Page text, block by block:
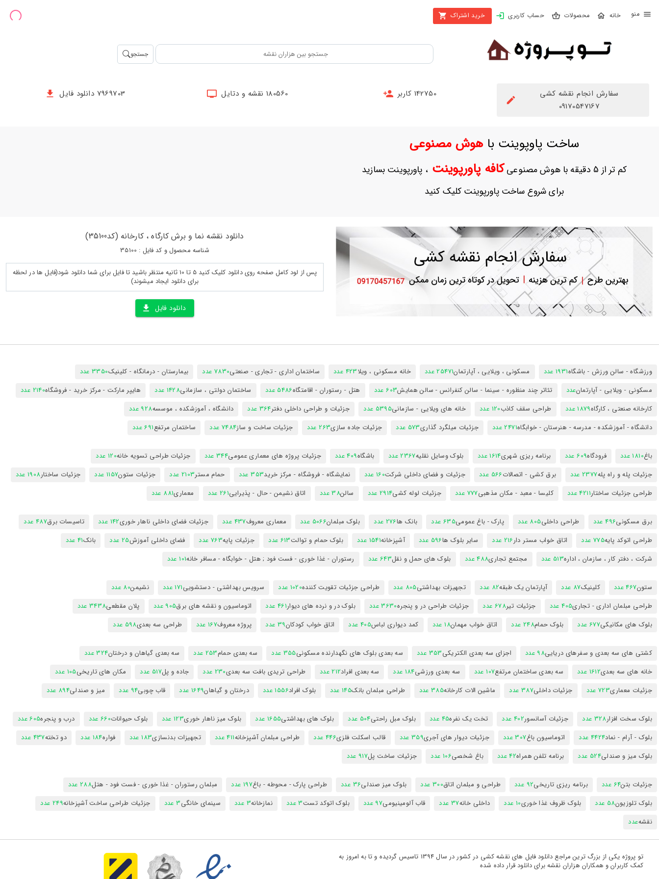
محصولات حساب کاربری خرید اشتراک
بستن
محصولات
نام
بازیابی
رمز
جستجو
سفارش انجام نقشه کشی
09170547167
142750 کاربر 180560 نقشه و دتایل 7969703 دانلود فایل
ساخت پاوپوینت باهوش مصنوعی
کم تر از 5 دقیقه با هوش مصنوعی کافه پاورپوینت، پاورپوینت بسازید
برای شروع ساخت پاورپوینت کلیک کنید
دانلود نقشه نما و برش کارگاه ، کارخانه (کد35100)
شناسه محصول و کد فایل : 35100
پس از لود کامل صفحه روی دانلود کلیک کنید 5 تا 10 ثانیه منتظر باشید تا فایل برای شما دانلود شود(فایل ها در لحظه
برای دانلود ایجاد میشوند)
دانلود فایل
ورزشگاه - سالن ورزش - باشگاه1931 عدد مسکونی ، ویلایی ، آپارتمان25471 عدد خانه مسکونی ، ویلا423 عدد ساختمان اداری - تجاری - صنعتی7830 عدد بیمارستان - درمانگاه - کلینیک3350 عدد
مسکونی - ویلایی - آپارتمانعدد تئاتر چند منظوره - سینما - سالن کنفرانس - سالن همایش603 عدد هتل - رستوران - اقامتگاه5486 عدد ساختمان دولتی ، سازمانی1428 عدد هایپر مارکت - مرکز خرید - فروشگاه2140 عدد
کارخانه صنعتی ، کارگاه1879 عدد طراحی سقف کاذب120 عدد خانه های ویلایی - سازمانی5395 عدد جزئیات و طراحی داخلی دفتر364 عدد دانشگاه ، آموزشکده ، موسسه928 عدد
دانشگاه - آموزشکده - مدرسه - هنرستان - خوابگاه2471 عدد جزئیات میلگرد گذاری573 عدد جزئیات جاده سازی263 عدد جزئیات ساخت و ساز7484 عدد ساختمان مرتفع691 عدد
باغ1810 عدد فرودگاه609 عدد برنامه ریزی شهری1614 عدد بلوک وسایل نقلیه2367 عدد باشگاه409 عدد جزئیات پروژه های معماری عمومی344 عدد جزئیات طراحی تسویه خانه120 عدد
جزئیات پله و راه پله2377 عدد برق کشی - اتصالات566 عدد جزئیات و فضای داخلی شرکت160 عدد نمایشگاه - فروشگاه - مرکز خرید353 عدد حمام مستر2103 عدد جزئیات ستون1157 عدد جزئیات ساختار1908 عدد
طراحی جزئیات ساختار4211 عدد کلیسا - معبد - مکان مذهبی777 عدد جزئیات لوله کشی2914 عدد سالن38 عدد اتاق نشیمن - حال - پذیرایی261 عدد معماری881 عدد
برق مسکونی496 عدد طراحی داخلی805 عدد پارک - باغ عمومی635 عدد بانک ها276 عدد بلوک مبلمان5066 عدد معماری معروف437 عدد جزئیات فضای داخلی ناهار خوری142 عدد تاسیسات برق487 عدد
طراحی اتوکد پایه775 عدد اتاق خواب مستر دار216 عدد سایر بلوک ها596 عدد آشپزخانه1541 عدد بلوک حمام و توالت613 عدد جزئیات پایه763 عدد فضای داخلی آموزش25 عدد بانک41 عدد
شرکت ، دفتر کار ، سازمان ، اداره513 عدد مجتمع تجاری488 عدد بلوک های حمل و نقل643 عدد رستوران - غذا خوری - فست فود ; هتل - خوابگاه - مسافر خانه101 عدد
ستون467 عدد کلینیک87 عدد آپارتمان یک طبقه82 عدد تجهیزات بهداشتی805 عدد طراحی جزئیات تقویت کننده1020 عدد سرویس بهداشتی - دستشویی171 عدد نشیمن80 عدد
طراحی مبلمان اداری - تجاری405 عدد جزئیات تیر678 عدد جزئیات طراحی در و پنجره3630 عدد بلوک در و نرده های دیوار461 عدد اتوماسیون و نقشه های برق905 عدد پلان مقطعی3438 عدد
بلوک های مکانیکی677 عدد بلوک حمام248 عدد اتاق خواب مهمان18 عدد کمد دیواری لباس405 عدد اتاق خواب کودکان39 عدد پروژه معروف167 عدد طراحی سه بعدی598 عدد
کشتی های سه بعدی و سفرهای دریایی98 عدد اجزای سه بعدی الکتریکی353 عدد سه بعدی بلوک های نگهدارنده مسکونی355 عدد سه بعدی حمام253 عدد سه بعدی گیاهان و درختان324 عدد
خانه های سه بعدی1612 عدد سه بعدی ساختمان مرتفع107 عدد سه بعدی ورزشی184 عدد سه بعدی افراد212 عدد طراحی تریدی بافت سه بعدی230 عدد جاده و پل517 عدد مکان های تاریخی105 عدد
جزئیات معماری723 عدد جزئیات داخلی387 عدد ماشین الات کارخانه385 عدد طراحی مبلمان بانک145 عدد بلوک افراد1556 عدد درختان و گیاهان1649 عدد قاب چوبی94 عدد میز و صندلی894 عدد
بلوک سخت افزار328 عدد جزئیات آسانسور402 عدد تخت یک نفره45 عدد بلوک مبل راحتی504 عدد بلوک های بهداشتی1655 عدد بلوک میز ناهار خوری123 عدد بلوک حیوانات660 عدد درب و پنجره605 عدد
بلوک - آرام - نماد4424 عدد اتوماسیون باغ307 عدد جزئیات دیوار های آجری359 عدد قالب اسکلت فلزی446 عدد طراحی مبلمان آشپزخانه411 عدد تجهیزات بدنسازی183 عدد فواره184 عدد دو تخته437 عدد
بلوک میز و صندلی524 عدد برنامه تلفن همراه42 عدد باغ شخصی106 عدد جزئیات ساخت پل917 عدد
جزئیات بتن64 عدد برنامه ریزی تاریخی92 عدد طراحی و مبلمان اتاق300 عدد بلوک میز صندلی36 عدد طراحی پارک - محوطه - باغ197 عدد مبلمان رستوران - غذا خوری - فست فود - هتل288 عدد
بلوک تلوزیون58 عدد بلوک ظروف غذا خوری10 عدد داخلی خانه37 عدد قاب آلومینیومی97 عدد بلوک اتوکد تست3 عدد نمازخانه3 عدد سینمای خانگی3 عدد جزئیات طراحی ساخت آشپزخانه249 عدد
نقشهعدد
تو پروژه یکی از بزرگ ترین مراجع دانلود فایل های نقشه کشی در کشور در سال 1394 تاسیس گردیده و تا به امروز به
کمک کاربران و همکاران هزاران نقشه برای دانلود قرار داده شده